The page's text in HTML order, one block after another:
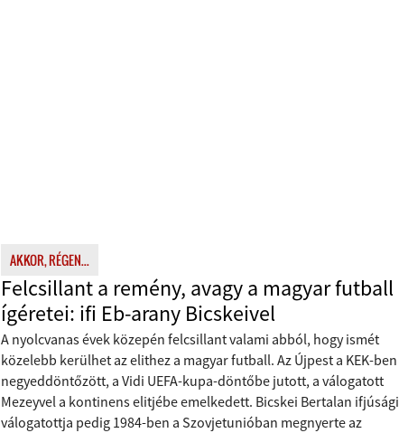
AKKOR, RÉGEN...
Felcsillant a remény, avagy a magyar futball
ígéretei: ifi Eb-arany Bicskeivel
A nyolcvanas évek közepén felcsillant valami abból, hogy ismét
közelebb kerülhet az elithez a magyar futball. Az Újpest a KEK-ben
negyeddöntőzött, a Vidi UEFA-kupa-döntőbe jutott, a válogatott
Mezeyvel a kontinens elitjébe emelkedett. Bicskei Bertalan ifjúsági
válogatottja pedig 1984-ben a Szovjetunióban megnyerte az